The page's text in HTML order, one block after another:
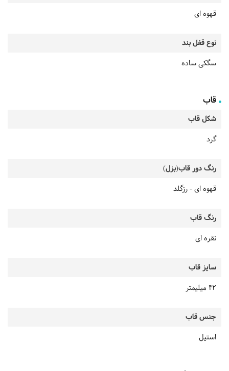
قهوه ای
نوع قفل بند
سگکی ساده
قاب
شکل قاب
گرد
رنگ دور قاب(بزل)
قهوه ای - رزگلد
رنگ قاب
نقره ای
سایز قاب
42 میلیمتر
جنس قاب
استیل